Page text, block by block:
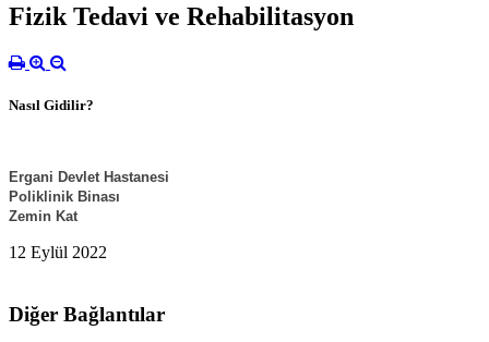
Fizik Tedavi ve Rehabilitasyon
Nasıl Gidilir?
Ergani Devlet Hastanesi
Poliklinik Binası
Zemin Kat
12 Eylül 2022
Diğer Bağlantılar